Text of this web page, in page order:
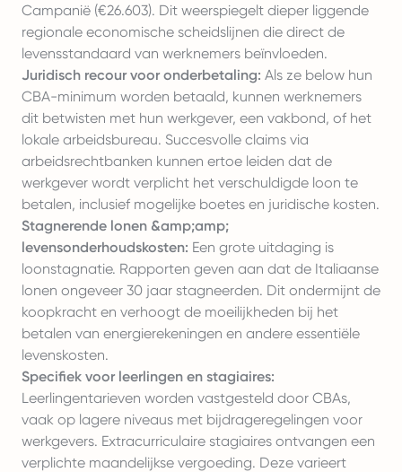
Campanië (€26.603). Dit weerspiegelt dieper liggende
regionale economische scheidslijnen die direct de
levensstandaard van werknemers beïnvloeden.
Juridisch recour voor onderbetaling: Als ze below hun
CBA-minimum worden betaald, kunnen werknemers
dit betwisten met hun werkgever, een vakbond, of het
lokale arbeidsbureau. Succesvolle claims via
arbeidsrechtbanken kunnen ertoe leiden dat de
werkgever wordt verplicht het verschuldigde loon te
betalen, inclusief mogelijke boetes en juridische kosten.
Stagnerende lonen &amp;amp;
levensonderhoudskosten: Een grote uitdaging is
loonstagnatie. Rapporten geven aan dat de Italiaanse
lonen ongeveer 30 jaar stagneerden. Dit ondermijnt de
koopkracht en verhoogt de moeilijkheden bij het
betalen van energierekeningen en andere essentiële
levenskosten.
Specifiek voor leerlingen en stagiaires:
Leerlingentarieven worden vastgesteld door CBAs,
vaak op lagere niveaus met bijdrageregelingen voor
werkgevers. Extracurriculaire stagiaires ontvangen een
verplichte maandelijkse vergoeding. Deze varieert